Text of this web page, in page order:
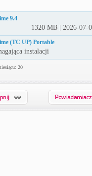
9.4
1320 MB | 2026-07-
(TC UP) Portable
instalacji
20